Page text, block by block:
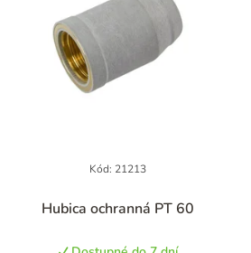
Hubica ochranná PT 60
Kód: 21213